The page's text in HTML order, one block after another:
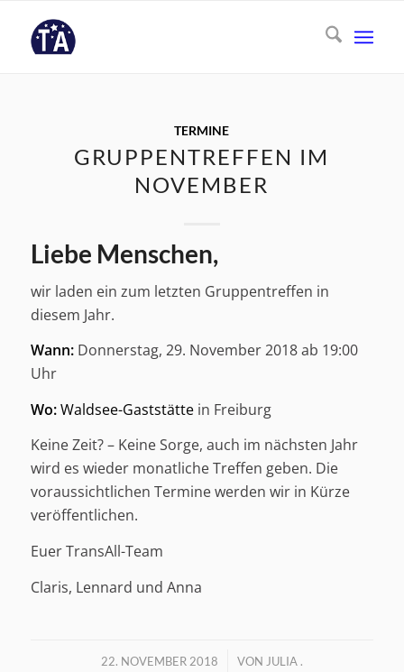
TERMINE
GRUPPENTREFFEN IM
NOVEMBER
Liebe Menschen,
wir laden ein zum letzten Gruppentreffen in
diesem Jahr.
Wann: Donnerstag, 29. November 2018 ab 19:00
Uhr
Wo: Waldsee-Gaststättein Freiburg
Keine Zeit? – Keine Sorge, auch im nächsten Jahr
wird es wieder monatliche Treffen geben. Die
voraussichtlichen Termine werden wir in Kürze
veröffentlichen.
Euer TransAll-Team
Claris, Lennard und Anna
22. NOVEMBER 2018
/ VON JULIA .